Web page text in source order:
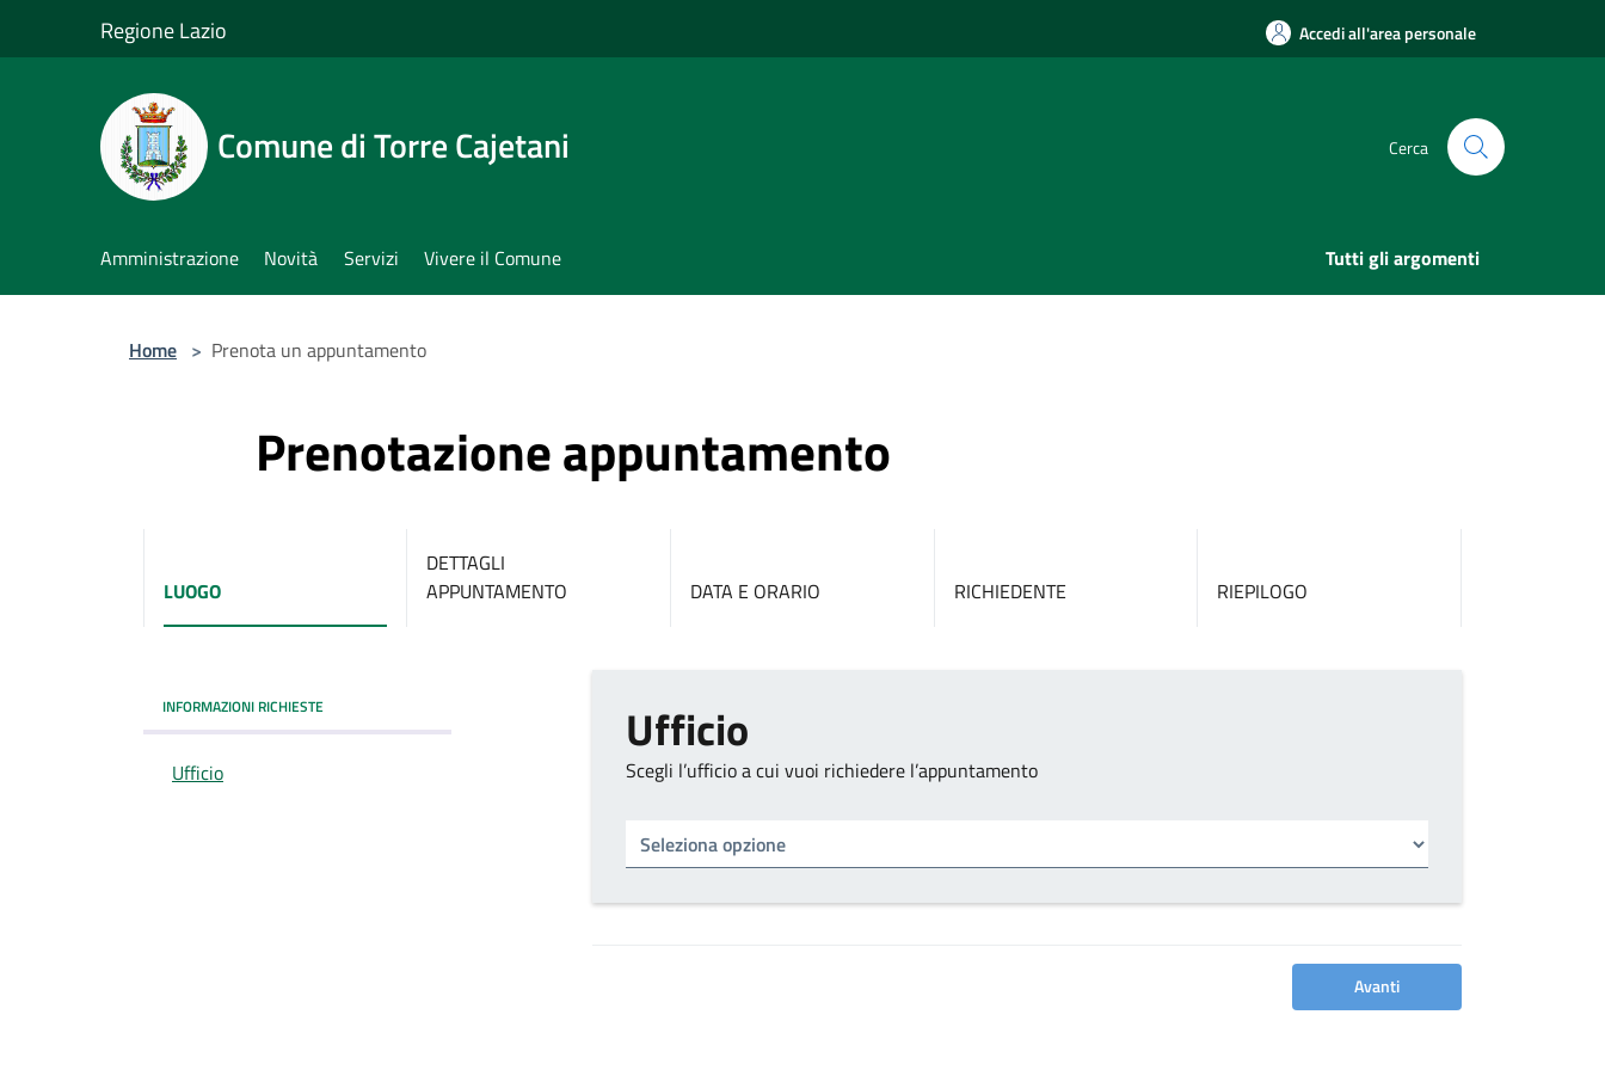
Regione Lazio Accedi all'area personale
Comune di Torre Cajetani Cerca
Amministrazione Novità Servizi Vivere il Comune Tutti gli argomenti
Home > Prenota un appuntamento
Prenotazione appuntamento
LUOGO
DETTAGLI
APPUNTAMENTO
DATA E ORARIO RICHIEDENTE RIEPILOGO
INFORMAZIONI RICHIESTE
Ufficio
Ufficio
Scegli l’ufficio a cui vuoi richiedere l’appuntamento
Avanti